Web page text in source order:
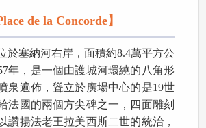
de la Concorde】
於塞納河右岸，面積約8.4萬平方公
年，是一個由護城河環繞的八角形
泉遍佈，聳立於廣場中心的是19世
法國的兩個方尖碑之一，四面雕刻
讚揚法老王拉美西斯二世的統治，